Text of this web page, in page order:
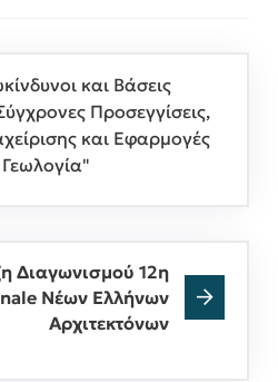
και Βάσεις
Προσεγγίσεις,
και Εφαρμογές
Διαγωνισμού 12η
Νέων Ελλήνων
Αρχιτεκτόνων